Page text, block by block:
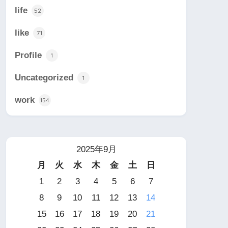
life 52
like 71
Profile 1
Uncategorized 1
work 154
2025年9月
月
火 水 木 金 土
日
1
2 3 4 5 6
7
8
9 10 11 12 13
14
15
16 17 18 19 20
21